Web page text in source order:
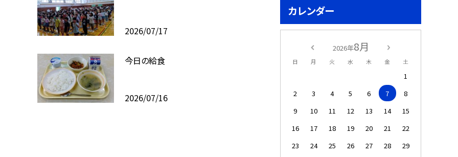
2026/07/17
今日の給食
2026/07/16
カレンダー
2026年8月
日 月 火 水 木 金 土
1
2
3 4 5 6 7
8
9
10 11 12 13 14
15
16
17 18 19 20 21
22
23
24 25 26 27 28
29